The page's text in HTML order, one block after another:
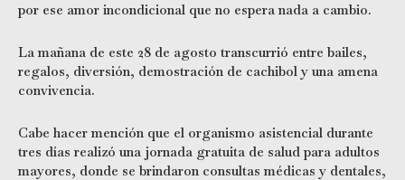
por ese amor incondicional que no espera nada a cambio.
La mañana de este 28 de agosto transcurrió entre bailes,
regalos, diversión, demostración de cachibol y una amena
convivencia.
Cabe hacer mención que el organismo asistencial durante
tres días realizó una jornada gratuita de salud para adultos
mayores, donde se brindaron consultas médicas y dentales,